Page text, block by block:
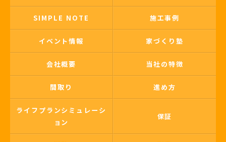
SIMPLE NOTE 施工事例
イベント情報 家づくり塾
会社概要 当社の特徴
間取り 進め方
ライフプランシミュレーシ
ョン
保証